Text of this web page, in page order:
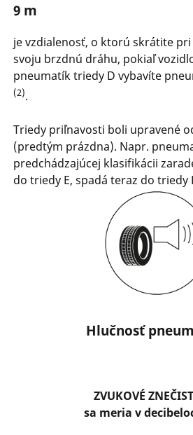
9 m
je vzdialenosť, o ktorú skrátite
svoju brzdnú dráhu, pokiaľ
pneumatík triedy D vybavíte
(2).
Triedy priľnavosti boli upravené
(predtým prázdna). Napr.
predchádzajúcej klasifikácii
do triedy E, spadá teraz do triedy
Hlučnosť
ZVUKOVÉ
sa meria v